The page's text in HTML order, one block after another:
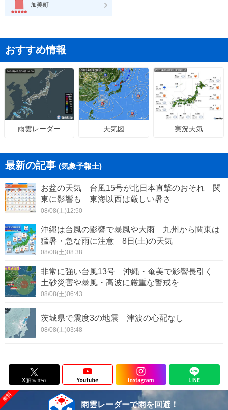
加美町
おすすめ情報
雨雲レーダー 天気図 実況天気
最新の記事 (気象予報士)
お盆の天気 台風15号が北日本直撃のおそれ 関
東に影響も 東海以西は厳しい暑さ
08/08(土)12:50
沖縄は台風の影響で暴風や大雨 九州から関東は
猛暑・急な雨に注意 8日(土)の天気
08/08(土)08:38
非常に強い台風13号 沖縄・奄美で影響長引く
土砂災害や暴風・高波に厳重な警戒を
08/08(土)06:43
茨城県で震度3の地震 津波の心配なし
08/08(土)03:48
雨雲レーダーで雨を回避！